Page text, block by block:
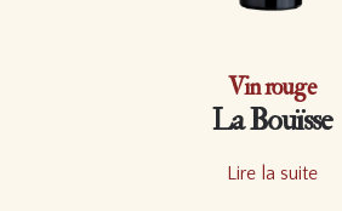
Vin rouge
La Bouïsse
Lire la suite